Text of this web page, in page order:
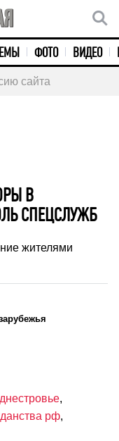
ТЕМЫ ФОТО ВИДЕО
сайта
В
СПЕЦСЛУЖБ
жителями
,
рф,